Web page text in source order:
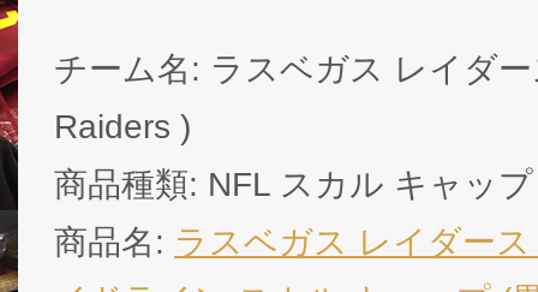
チーム名: ラスベガス レイダ
Raiders )
商品種類: NFL スカル キャップ
商品名: ラスベガス レイダー